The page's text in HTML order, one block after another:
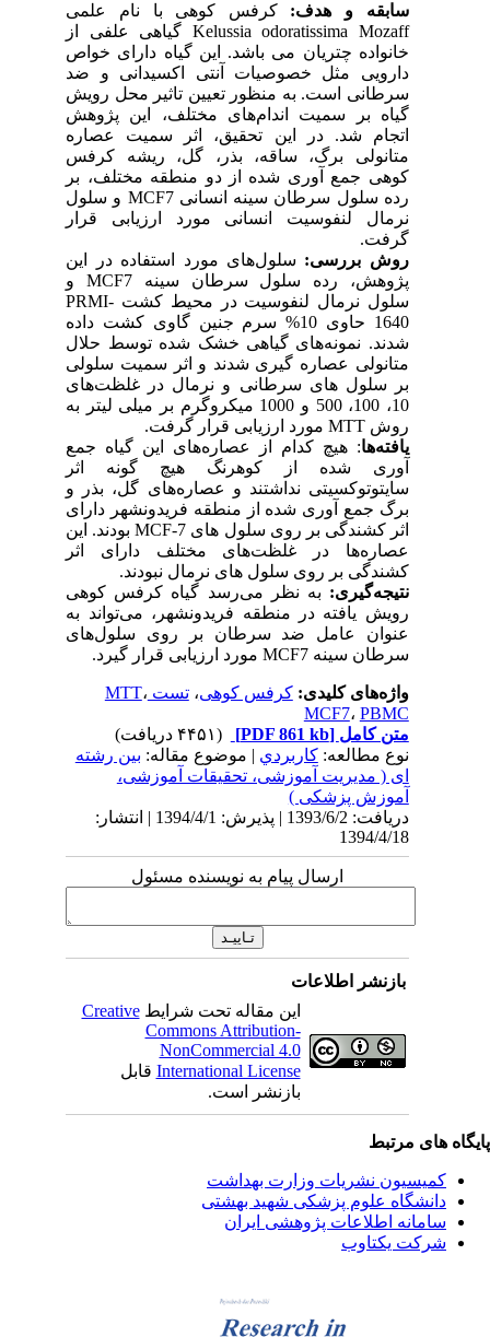
سابقه و هدف: کرفس کوهی با نام علمی
Kelussia odoratissima Mozaff گیاهی علفی از
خانواده چتریان می باشد. این گیاه دارای خواص
دارویی مثل خصوصیات آنتی اکسیدانی و ضد
سرطانی است. به منظور تعیین تاثیر محل رویش
گیاه بر سمیت اندام‌های مختلف، این پژوهش
اتجام شد. در این تحقیق، اثر سمیت عصاره
متانولی برگ، ساقه، بذر، گل، ریشه کرفس
کوهی جمع آوری شده از دو منطقه مختلف، بر
رده سلول سرطان سینه انسانی MCF7 و سلول
نرمال لنفوسیت انسانی مورد ارزیابی قرار
گرفت.
روش بررسی: سلول‌های مورد استفاده در این
پژوهش، رده سلول سرطان سینه MCF7 و
سلول نرمال لنفوسیت در محیط کشت PRMI-
1640 حاوی 10% سرم جنین گاوی کشت داده
شدند. نمونه‌های گیاهی خشک شده توسط حلال
متانولی عصاره گیری شدند و اثر سمیت سلولی
بر سلول های سرطانی و نرمال در غلظت‌های
10، 100، 500 و 1000 میکروگرم بر میلی لیتر به
روش MTT مورد ارزیابی قرار گرفت.
یافته‌ها: هیچ کدام از عصاره‌های این گیاه جمع
آوری شده از کوهرنگ هیچ گونه اثر
سایتوتوکسیتی نداشتند و عصاره‌های گل، بذر و
برگ جمع آوری شده از منطقه فریدونشهر دارای
اثر کشندگی بر روی سلول های MCF-7 بودند. این
عصاره‌ها در غلظت‌های مختلف دارای اثر
کشندگی بر روی سلول های نرمال نبودند.
نتیجه‌گیری:به نظر می‌رسد گیاه کرفس کوهی
رویش یافته در منطقه فریدونشهر، می‌تواند به
عنوان عامل ضد سرطان بر روی سلول‌های
سرطان سینه MCF7 مورد ارزیابی قرار گیرد.
واژه‌های کلیدی:کرفس کوهی،تست MTT،
MCF7،PBMC
متن کامل[PDF 861 kb]
نوع مطالعه:كاربردي| موضوع مقاله:بین رشته
ای ( مدیریت آموزشی، تحقیقات آموزشی،
آموزش پزشکی )
دریافت: 1393/6/2 | پذیرش: 1394/4/1 | انتشار:
1394/4/18
ارسال پیام به نویسنده مسئول
بازنشر اطلاعات
این مقاله تحت شرایطCreative
Commons Attribution-
NonCommercial 4.0
International Licenseقابل
بازنشر است.
های مرتبط
کمیسیون نشریات وزارت بهداشت
دانشگاه علوم پزشکی شهید بهشتی
سامانه اطلاعات پژوهشی ایران
شرکت یکتاوب